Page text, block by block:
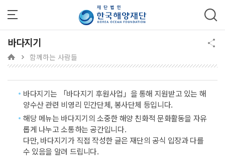
본문 바로가기
주메뉴 바로가기
하단 바로가기
바다지기
함께하는 사람들
바다지기는 「바다지기 후원사업」을 통해 지원받고 있는 해
양수산 관련 비영리 민간단체, 봉사단체 등입니다.
해당 메뉴는 바다지기의 소중한 해양 친화적 문화활동을 자유
롭게 나누고 소통하는 공간입니다.
다만, 바다지기가 직접 작성한 글은 재단의 공식 입장과 다를
수 있음을 알려 드립니다.